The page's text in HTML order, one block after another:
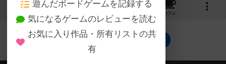
カフェ
殺人者たちの夜会のトップに戻る
遊んだボードゲームを記録する
気になるゲームのレビューを読む
お気に入り作品・所有リストの共
有